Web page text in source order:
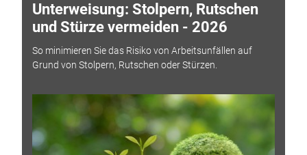
Unterweisung: Stolpern, Rutschen
und Stürze vermeiden - 2026
So minimieren Sie das Risiko von Arbeitsunfällen auf
Grund von Stolpern, Rutschen oder Stürzen.